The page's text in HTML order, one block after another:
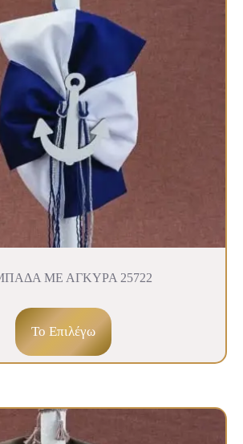
ΜΕ ΑΓΚΥΡΑ 25722
To Επιλέγω